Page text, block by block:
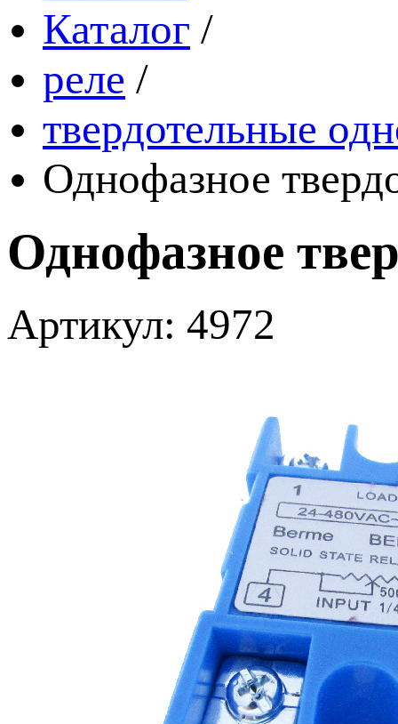
Каталог /
реле /
твердотельные
Однофазное
Однофазное
Артикул: 4972